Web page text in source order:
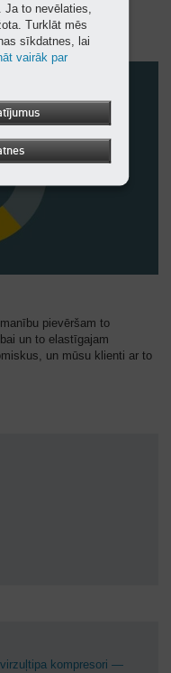
pievēršam to
un to elastīgajam
un mūsu klienti ar to
kompresori —
to nevēlaties,
Turklāt mēs
sīkdatnes, lai
vairāk par